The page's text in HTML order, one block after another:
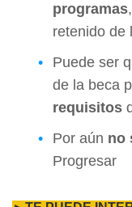
programas
retenido de
Puede ser
de la beca
requisitos
Por aún no
Progresar